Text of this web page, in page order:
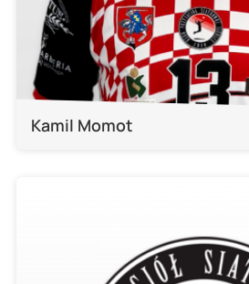
Kamil Momot